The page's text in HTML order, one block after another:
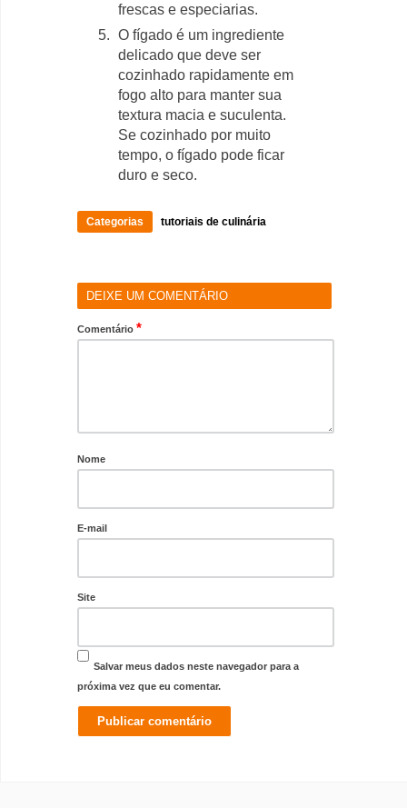
frescas e especiarias.
O fígado é um ingrediente
delicado que deve ser
cozinhado rapidamente em
fogo alto para manter sua
textura macia e suculenta.
Se cozinhado por muito
tempo, o fígado pode ficar
duro e seco.
Categorias tutoriais de culinária
DEIXE UM COMENTÁRIO
Comentário *
Nome
E-mail
Site
Salvar meus dados neste navegador para a
próxima vez que eu comentar.